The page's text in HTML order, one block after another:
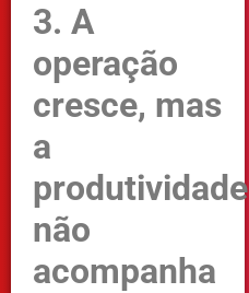
3. A
operação
cresce, mas
a
produtividade
não
acompanha